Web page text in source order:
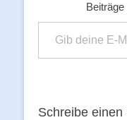
Gib deine E-Mail-Adresse ein ...
Schreibe einen